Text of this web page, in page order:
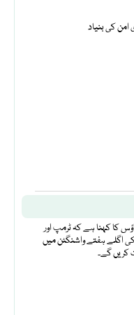
کا کہنا ہے کہ ٹرمپ اور
اگلے ہفتے واشنگٹن میں
کریں گے۔